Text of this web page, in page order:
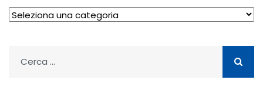
Archivio
per: